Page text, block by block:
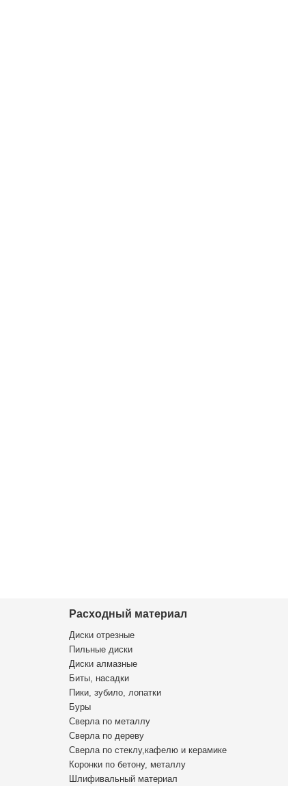
Расходный материал
Диски отрезные
Пильные диски
Диски алмазные
Биты, насадки
Пики, зубило, лопатки
Буры
Сверла по металлу
Сверла по дереву
Сверла по стеклу,кафелю и керамике
Коронки по бетону, металлу
Шлифивальный материал